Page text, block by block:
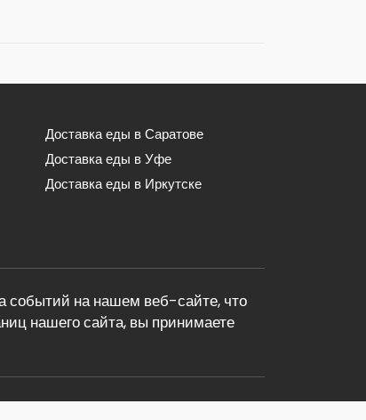
Доставка еды в Саратове
Доставка еды в Уфе
Доставка еды в Иркутске
на нашем веб-сайте, что
нашего сайта, вы принимаете